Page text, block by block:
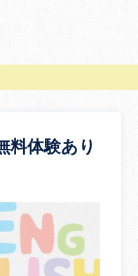
料体験あり